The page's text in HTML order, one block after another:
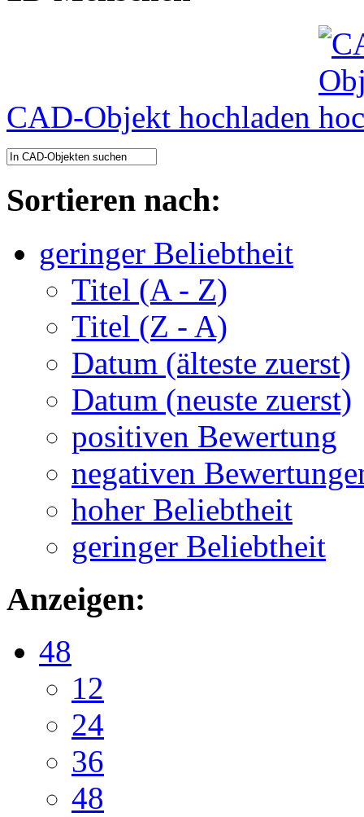
CAD-Objekt hochladen
Sortieren nach:
geringer Beliebtheit
Titel (A - Z)
Titel (Z - A)
Datum (älteste zuerst)
Datum (neuste zuerst)
positiven Bewertung
negativen
hoher Beliebtheit
geringer Beliebtheit
Anzeigen:
48
12
24
36
48